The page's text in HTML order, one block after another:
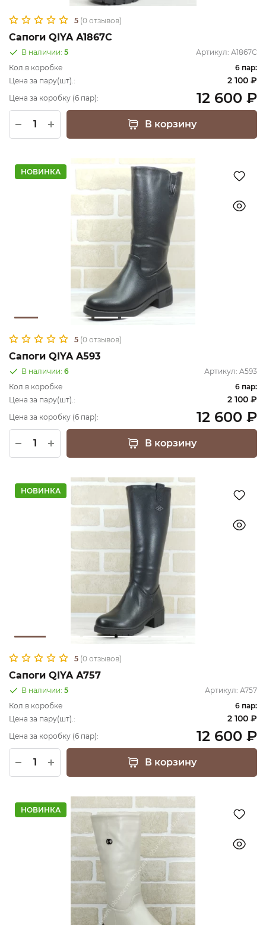
5 (0 отзывов)
Сапоги QIYA А1867С
В наличии: 5 Артикул: А1867С
Кол.в коробке
6 пар:
Цена за пару(шт).:
2 100 ₽
Цена за коробку (6 пар): 12 600 ₽
В корзину
НОВИНКА
5 (0 отзывов)
Сапоги QIYA A593
В наличии: 6 Артикул: A593
Кол.в коробке
6 пар:
Цена за пару(шт).:
2 100 ₽
Цена за коробку (6 пар): 12 600 ₽
В корзину
НОВИНКА
5 (0 отзывов)
Сапоги QIYA А757
В наличии: 5 Артикул: А757
Кол.в коробке
6 пар:
Цена за пару(шт).:
2 100 ₽
Цена за коробку (6 пар): 12 600 ₽
В корзину
НОВИНКА